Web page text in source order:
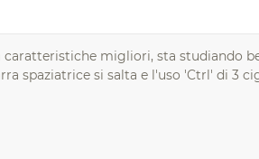
caratteristiche migliori, sta studiando
spaziatrice si salta e l'uso 'Ctrl' di 3